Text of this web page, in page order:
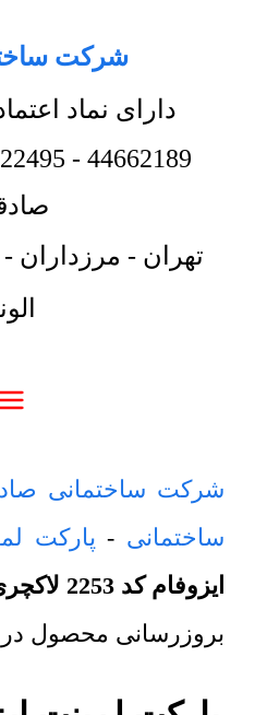
شرکت
دارای نماد
44662189
-
تهران - مرزداران
شرکت ساختمانی صاد
ساختمانی - پارکت
ایزوفام کد 2253 لاکچری
بروزرسانی محصول در